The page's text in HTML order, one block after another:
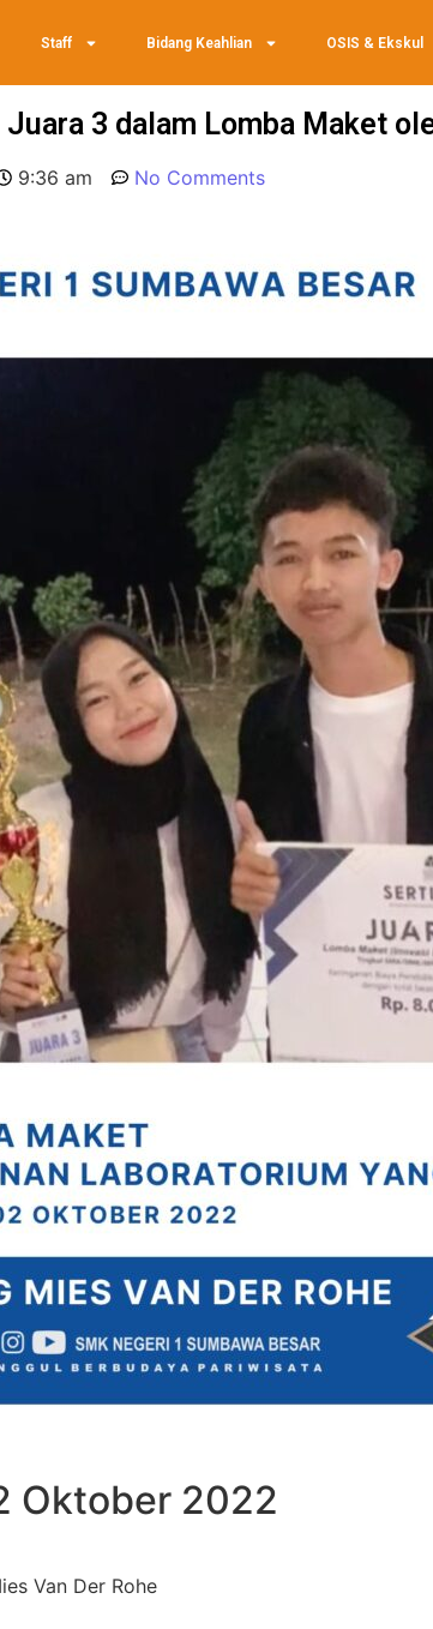
Staff Bidang Keahlian OSIS & Ekskul
3 dalam Lomba Maket
9:36 am No Comments
Oktober 2022
Van Der Rohe